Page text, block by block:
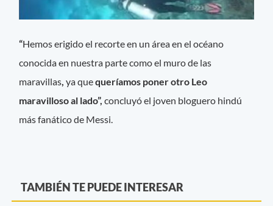
“Hemos erigido el recorte en un área en el océano
conocida en nuestra parte como el muro de las
maravillas,ya quequeríamos poner otro Leo
maravilloso al lado”,concluyó el joven bloguero hindú
más fanático de Messi.
TAMBIÉN TE PUEDE INTERESAR